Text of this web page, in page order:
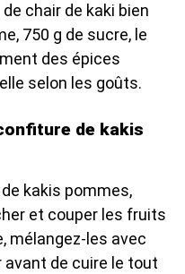
chair de kaki bien
750 g de sucre, le
des épices
selon les goûts.
de kakis
kakis pommes,
et couper les fruits
mélangez-les avec
de cuire le tout